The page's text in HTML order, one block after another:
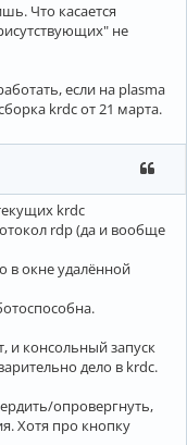
Что касается
не
если на plasma
krdc от 21 марта.
krdc
rdp (да и вообще
в окне удалённой
и консольный запуск
дело в krdc.
опровергнуть,
Хотя про кнопку